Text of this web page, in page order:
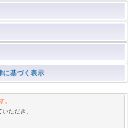
に基づく表示
。
いただき、